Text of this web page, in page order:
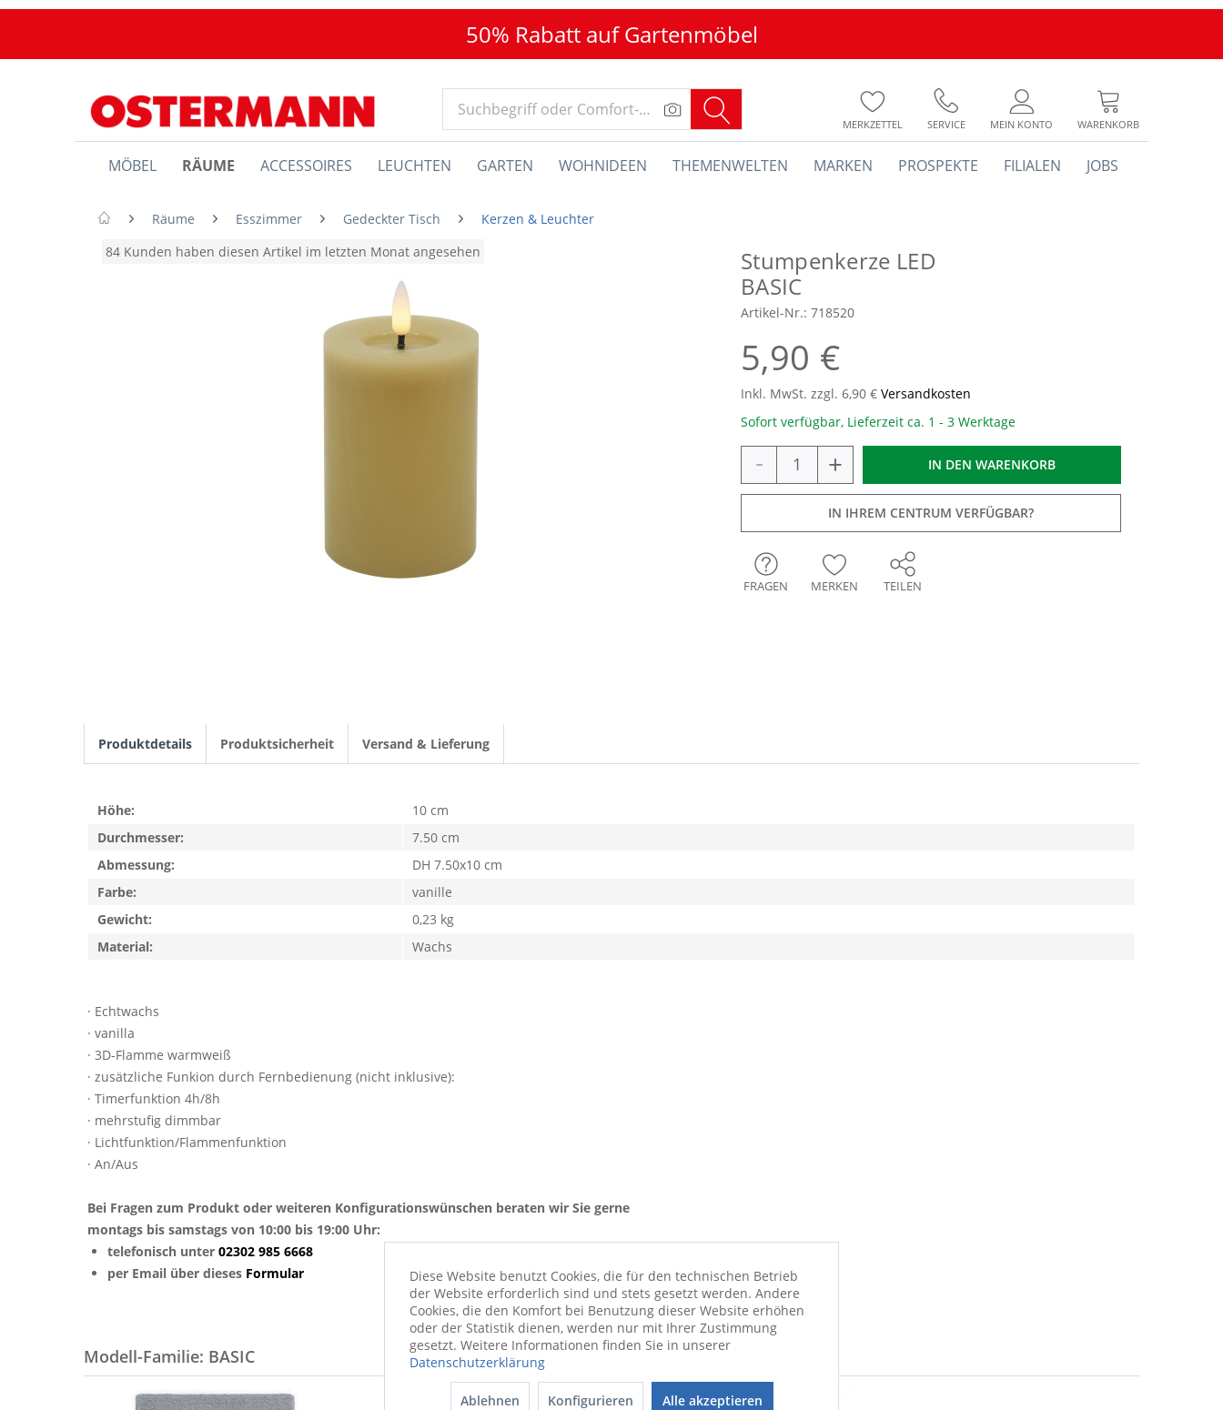
50% Rabatt auf Gartenmöbel
MERKZETTEL SERVICE MEIN KONTO WARENKORB
MÖBEL RÄUME ACCESSOIRES LEUCHTEN GARTEN WOHNIDEEN THEMENWELTEN MARKEN PROSPEKTE FILIALEN JOBS
Räume Esszimmer Gedeckter Tisch
Kerzen & Leuchter
84 Kunden haben diesen Artikel im letzten Monat angesehen
Stumpenkerze LED
BASIC
Artikel-Nr.: 718520
5,90 €
Inkl. MwSt. zzgl. 6,90 € Versandkosten
Sofort verfügbar, Lieferzeit ca. 1 - 3 Werktage
- + IN DEN WARENKORB
IN IHREM CENTRUM VERFÜGBAR?
FRAGEN MERKEN TEILEN
Produktdetails Produktsicherheit Versand & Lieferung
· Echtwachs
· vanilla
· 3D-Flamme warmweiß
· zusätzliche Funkion durch Fernbedienung (nicht inklusive):
· Timerfunktion 4h/8h
· mehrstufig dimmbar
· Lichtfunktion/Flammenfunktion
· An/Aus
Bei Fragen zum Produkt oder weiteren Konfigurationswünschen beraten wir Sie gerne
montags bis samstags von 10:00 bis 19:00 Uhr:
telefonisch unter 02302 985 6668
per Email über dieses Formular
Höhe:
10 cm
Durchmesser:
7.50 cm
Abmessung:
DH 7.50x10 cm
Farbe:
vanille
Gewicht:
0,23 kg
Material:
Wachs
Modell-Familie: BASIC
Diese Website benutzt Cookies, die für den technischen Betrieb
der Website erforderlich sind und stets gesetzt werden. Andere
Cookies, die den Komfort bei Benutzung dieser Website erhöhen
oder der Statistik dienen, werden nur mit Ihrer Zustimmung
gesetzt. Weitere Informationen finden Sie in unserer
Datenschutzerklärung
Ablehnen Konfigurieren Alle akzeptieren